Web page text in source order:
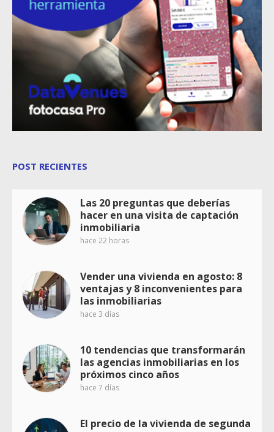
POST RECIENTES
Las 20 preguntas que deberías
hacer en una visita de captación
inmobiliaria
hace 22 horas
Vender una vivienda en agosto: 8
ventajas y 8 inconvenientes para
las inmobiliarias
hace 3 días
10 tendencias que transformarán
las agencias inmobiliarias en los
próximos cinco años
hace 7 días
El precio de la vivienda de segunda